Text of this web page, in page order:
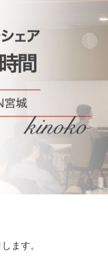
ます。